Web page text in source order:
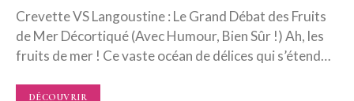
Crevette VS Langoustine : Le Grand Débat des Fruits
de Mer Décortiqué (Avec Humour, Bien Sûr !) Ah, les
fruits de mer ! Ce vaste océan de délices qui s’étend…
DÉCOUVRIR